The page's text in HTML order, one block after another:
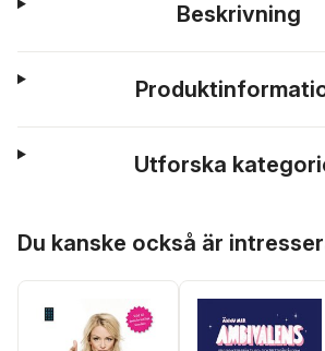
Beskrivning
Utforska
Du kanske också är